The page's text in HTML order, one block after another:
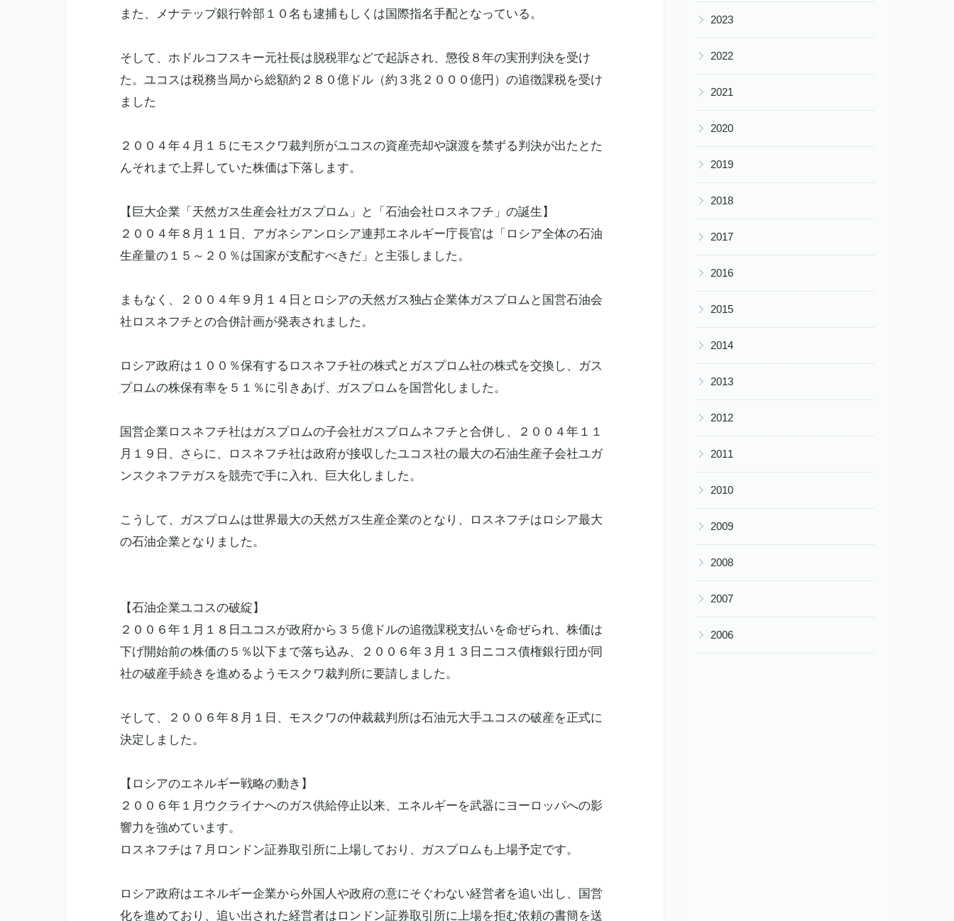
また、メナテップ銀行幹部１０名も逮捕もしくは国際指名手配となっている。
そして、ホドルコフスキー元社長は脱税罪などで起訴され、懲役８年の実刑 判決を受け
た。 ユコスは税務当局から総額約２８０億ドル（約３兆２０００億円）の追徴課税を受け
ました
２００４年４月１５にモスクワ裁判所がユコスの資産売却や譲渡を禁ずる判決が出たとた
んそれまで上昇していた株価は下落します。
【巨大企業「 天然ガス生産会社ガスプロム 」と「石油会社ロスネフチ」の誕生】
２００４年８月１１日、アガネシアン ロシア連邦エネルギー庁長官は「ロシア全体の石油
生産量の１５～２０％は国家が支配すべきだ」と主張しました。
まもなく、２００４年９月１４日とロシアの天然ガス独占企業体ガスプロム と国営石油会
社ロスネフチとの合併計画が発表されました。
ロシア政府は１００％保有するロスネフチ社の株式と ガスプロム社の株式を交換し、
ガス
プロムの株保有率を５１％に引きあげ、 ガスプロムを国営化しました。
国営企業 ロスネフチ社はガスプロムの子会社ガスプロムネフチと合併し、２００４年１１
月１９日、さらに、ロスネフチ社は政府が接収したユコス社の最大の石油生産子会社ユガ
ンスクネフテガスを競売で手に入れ、巨大化しました。
こうして、 ガスプロムは世界最大の天然ガス生産企業のとなり、ロスネフチはロシア最大
の石油企業となりました。
【石油企業ユコスの破綻】
２００６年１月１８日 ユコスが政府から３５億ドルの追徴課税支払いを命ぜられ、株価は
下げ開始前の株価の５％以下まで落ち込み、２００６年３月１３日ニコス債権銀行団が同
社の破産手続きを進めるようモスクワ裁判所に要請しました。
そして、２００６年８月１日、モスクワの仲裁裁判所は石油元大手ユコスの破産を正式に
決定しました。
【ロシアのエネルギー戦略の動き】
２００６年１月 ウクライナへのガス供給停止以来、エネルギーを武器にヨーロッパへの影
響力を強めています。
ロスネフチは７月ロンドン証券取引所に上場しており、 ガスプロム も上場予定です。
ロシア政府はエネルギー企業から外国人や政府の意にそぐわない経営者を追い出し、国営
化を進めており、追い出された経営者はロンドン証券取引所に上場を拒む依頼の書簡を送
▶ 2023
▶ 2022
▶ 2021
▶ 2020
▶ 2019
▶ 2018
▶ 2017
▶ 2016
▶ 2015
▶ 2014
▶ 2013
▶ 2012
▶ 2011
▶ 2010
▶ 2009
▶ 2008
▶ 2007
▶ 2006